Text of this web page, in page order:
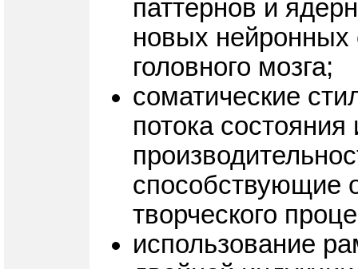
паттернов и
новых нейронных
головного мозга;
соматические
потока
способствующие
творческого
использование